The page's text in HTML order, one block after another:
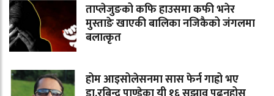
ताप्लेजुङको कफि हाउसमा कफी भनेर
मुस्ताङे खाएकी बालिका नजिकैको जंगलमा
बलात्कृत
होम आइसोलेसनमा सास फेर्न गाह्रो भए